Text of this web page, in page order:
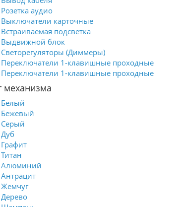
Розетка аудио
Выключатели карточные
Встраиваемая подсветка
Выдвижной блок
Светорегуляторы (Диммеры)
Переключатели 1-клавишные проходные
Переключатели 1-клавишные проходные
механизма
Белый
Бежевый
Серый
Дуб
Графит
Титан
Алюминий
Антрацит
Жемчуг
Дерево